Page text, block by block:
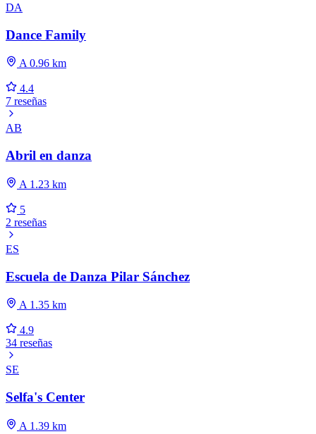
DA
Dance Family
A 0.96 km
4.4
7 reseñas
AB
Abril en danza
A 1.23 km
5
2 reseñas
ES
Escuela de Danza Pilar Sánchez
A 1.35 km
4.9
34 reseñas
SE
Selfa's Center
A 1.39 km